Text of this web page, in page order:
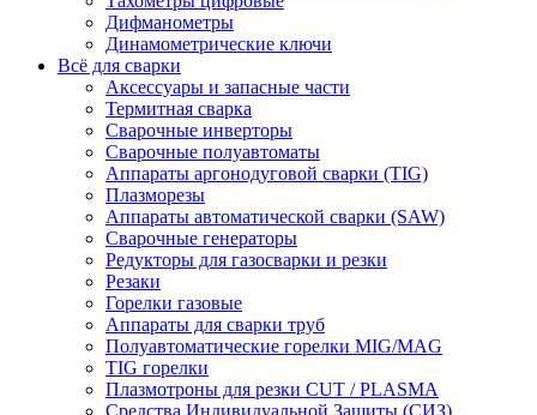
Дифманометры
Динамометрические ключи
Всё для сварки
Аксессуары и запасные части
Термитная сварка
Сварочные инверторы
Сварочные полуавтоматы
Аппараты аргонодуговой сварки (TIG)
Плазморезы
Аппараты автоматической сварки (SAW)
Сварочные генераторы
Редукторы для газосварки и резки
Резаки
Горелки газовые
Аппараты для сварки труб
Полуавтоматические горелки MIG/MAG
TIG горелки
Плазмотроны для резки CUT / PLASMA
Средства Индивидуальной Защиты (СИЗ)